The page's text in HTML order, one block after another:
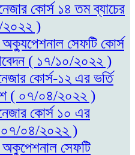
কোর্স ১৪ তম ব্যাচের
২০২২ )
অক্যুপেশনাল সেফটি কোর্স
( ১৭/১০/২০২২ )
কোর্স-১২ এর ভর্তি
( ০৭/০৪/২০২২ )
কোর্স ১০ এর
০৭/০৪/২০২২ )
অকুপেশনাল সেফটি